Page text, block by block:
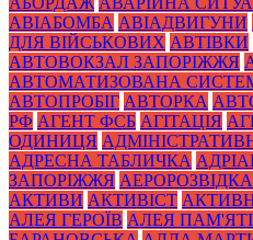
АВІАБОМБА АВІАДВИГУНИ
ДЛЯ ВІЙСЬКОВИХ АВТІВКИ
АВТОВОКЗАЛ ЗАПОРІЖЖЯ
АВТОМАТИЗОВАНА
АВТОПРОБІГ АВТОРКА
РФ АГЕНТ ФСБ АГІТАЦІЯ
ОДИНИЦЯ
АДРЕСНА ТАБЛИЧКА
ЗАПОРІЖЖЯ АЕРОРОЗВІДКА
АКТИВИ АКТИВІСТ
АЛЕЯ ГЕРОЇВ АЛЕЯ ПАМ'ЯТІ